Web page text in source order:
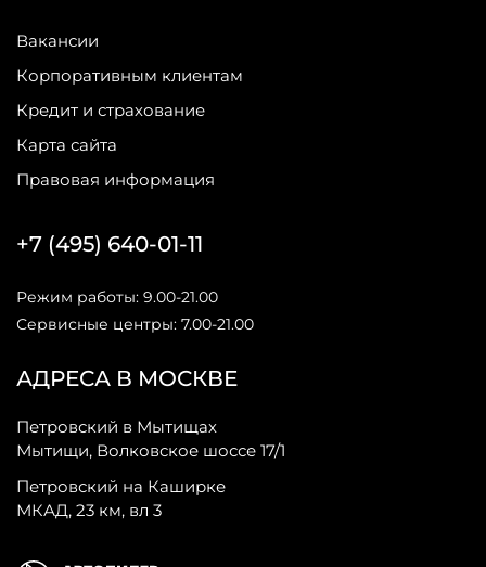
Вакансии
Корпоративным клиентам
Кредит и страхование
Карта сайта
Правовая информация
АДРЕСА В МОСКВЕ
Петровский в Мытищах
Мытищи, Волковское шоссе 17/1
Петровский на Каширке
МКАД, 23 км, вл 3
+7 (495) 640-01-11
Режим работы: 9.00-21.00
Сервисные центры: 7.00-21.00